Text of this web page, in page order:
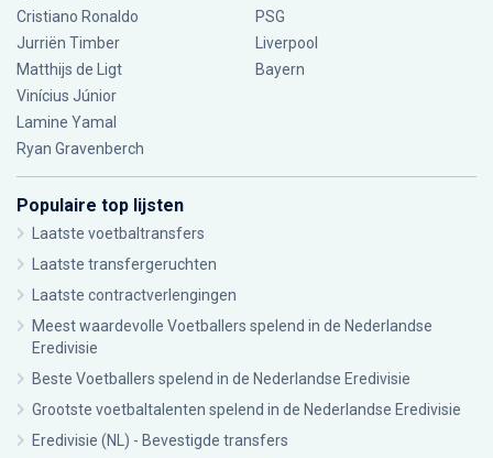
Cristiano Ronaldo
Jurriën Timber
Matthijs de Ligt
Vinícius Júnior
Lamine Yamal
Ryan Gravenberch
PSG
Liverpool
Bayern
Populaire top lijsten
Laatste voetbaltransfers
Laatste transfergeruchten
Laatste contractverlengingen
Meest waardevolle Voetballers spelend in de Nederlandse
Eredivisie
Beste Voetballers spelend in de Nederlandse Eredivisie
Grootste voetbaltalenten spelend in de Nederlandse Eredivisie
Eredivisie (NL) - Bevestigde transfers